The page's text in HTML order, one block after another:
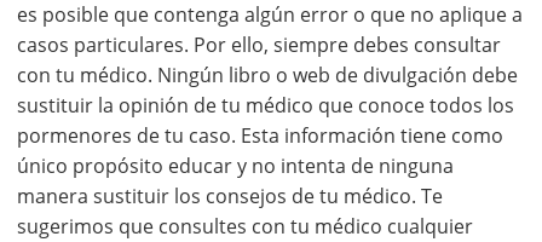
es posible que contenga algún error o que no aplique a
casos particulares. Por ello, siempre debes consultar
con tu médico. Ningún libro o web de divulgación debe
sustituir la opinión de tu médico que conoce todos los
pormenores de tu caso. Esta información tiene como
único propósito educar y no intenta de ninguna
manera sustituir los consejos de tu médico. Te
sugerimos que consultes con tu médico cualquier